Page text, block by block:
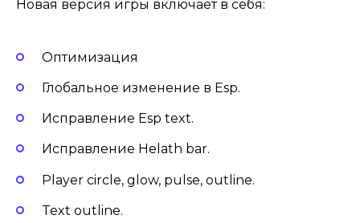
Новая версия игры включает в себя:
Оптимизация
Глобальное изменение в Esp.
Исправление Esp text.
Исправление Helath bar.
Player circle, glow, pulse, outline.
Text outline.